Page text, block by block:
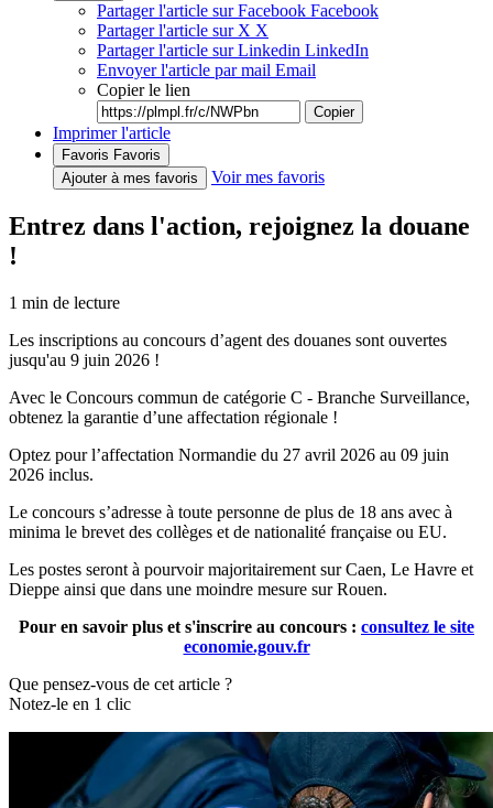
Partager l'article sur Facebook Facebook
Partager l'article sur X X
Partager l'article sur Linkedin LinkedIn
Envoyer l'article par mail Email
Copier le lien
Copier
Imprimer l'article
Favoris Favoris
Ajouter à mes favoris
Voir mes favoris
Entrez dans l'action, rejoignez la douane
!
1 min de lecture
Les inscriptions au concours d’agent des douanes sont ouvertes
jusqu'au 9 juin 2026 !
Avec le Concours commun de catégorie C - Branche Surveillance,
obtenez la garantie d’une affectation régionale !
Optez pour l’affectation Normandie du 27 avril 2026 au 09 juin
2026 inclus.
Le concours s’adresse à toute personne de plus de 18 ans avec à
minima le brevet des collèges et de nationalité française ou EU.
Les postes seront à pourvoir majoritairement sur Caen, Le Havre et
Dieppe ainsi que dans une moindre mesure sur Rouen.
Pour en savoir plus et s'inscrire au concours : consultez le site
economie.gouv.fr
Que pensez-vous de cet article ?
Notez-le en 1 clic